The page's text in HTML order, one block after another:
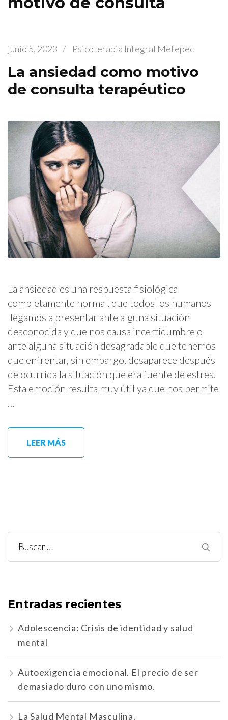
junio 5, 2023 / Psicoterapia Integral Metepec
La ansiedad como motivo
de consulta terapéutico
La ansiedad es una respuesta fisiológica
completamente normal, que todos los humanos
llegamos a presentar ante alguna situación
desconocida y que nos causa incertidumbre o
ante alguna situación desagradable que tenemos
que enfrentar, sin embargo, desaparece después
de ocurrida la situación que era fuente de estrés.
Esta emoción resulta muy útil ya que nos permite
…
LEER MÁS
Buscar:
Entradas recientes
Adolescencia: Crisis de identidad y salud
mental
Autoexigencia emocional. El precio de ser
demasiado duro con uno mismo.
La Salud Mental Masculina.